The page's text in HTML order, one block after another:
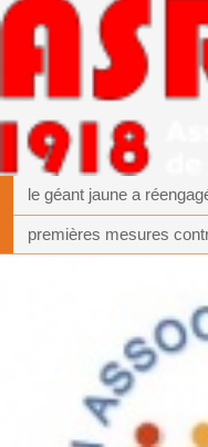
le géant jaune a
premières mesures